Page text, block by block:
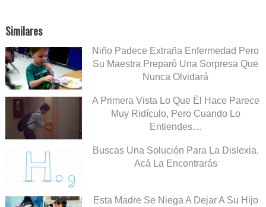
Similares
Niño Padece Extraña Enfermedad Pero
Su Maestra Preparó Una Sorpresa Que
Nunca Olvidará
A Primera Vista Lo Que Él Hace Parece
Muy Ridículo, Pero Cuando Lo
Entiendes…
Buscas Una Solución Para La Dislexia.
Acá La Encontrarás
Esta Madre Se Niega A Dejar A Su Hijo